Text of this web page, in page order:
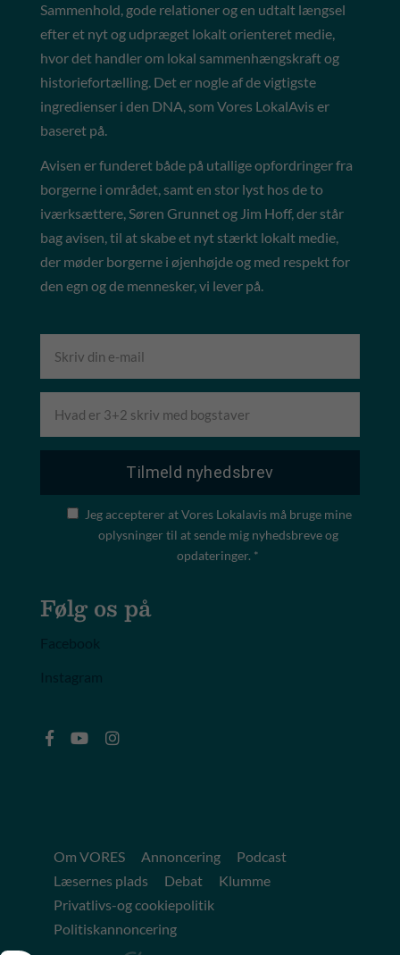
Sammenhold, gode relationer og en udtalt længsel
efter et nyt og udpræget lokalt orienteret medie,
hvor det handler om lokal sammenhængskraft og
historiefortælling. Det er nogle af de vigtigste
ingredienser i den DNA, som Vores LokalAvis er
baseret på.
Avisen er funderet både på utallige opfordringer fra
borgerne i området, samt en stor lyst hos de to
iværksættere, Søren Grunnet og Jim Hoff, der står
bag avisen, til at skabe et nyt stærkt lokalt medie,
der møder borgerne i øjenhøjde og med respekt for
den egn og de mennesker, vi lever på.
Jeg accepterer at Vores Lokalavis må bruge mine
oplysninger til at sende mig nyhedsbreve og
opdateringer. *
Følg os på
Om VORES Annoncering
Podcast
Læsernes plads
Debat
Klumme
Privatlivs-og cookiepolitik
Politiskannoncering